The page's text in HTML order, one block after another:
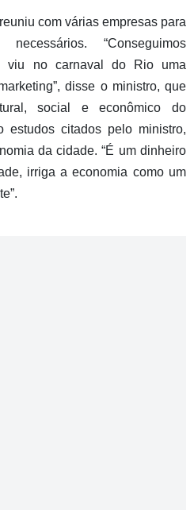
com várias empresas para
“Conseguimos
viu no carnaval do Rio uma
disse o ministro, que
social e econômico do
estudos citados pelo ministro,
da cidade. “É um dinheiro
irriga a economia como um